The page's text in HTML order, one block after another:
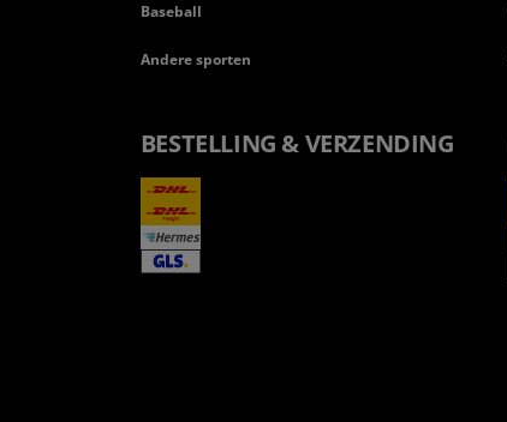
Baseball
Andere sporten
BESTELLING & VERZENDING